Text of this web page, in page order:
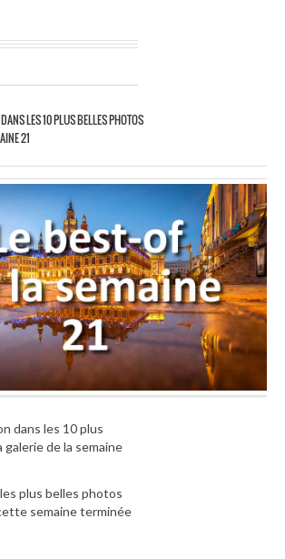
LES 10 PLUS BELLES PHOTOS
21
dans les 10 plus
de la semaine
plus belles photos
semaine terminée